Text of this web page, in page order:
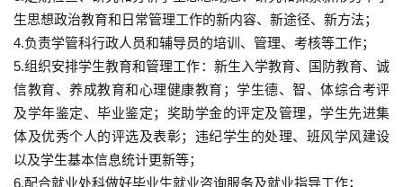
生思想政治教育和日常管理工作的新内容、新途径、新方法；
4.负责学管科行政人员和辅导员的培训、管理、考核等工作；
5.组织安排学生教育和管理工作：新生入学教育、国防教育、诚
信教育、养成教育和心理健康教育；学生德、智、体综合考评
及学年鉴定、毕业鉴定；奖助学金的评定及管理，学生先进集
体及优秀个人的评选及表彰；违纪学生的处理、班风学风建设
以及学生基本信息统计更新等；
6.配合就业处科做好毕业生就业咨询服务及就业指导工作；